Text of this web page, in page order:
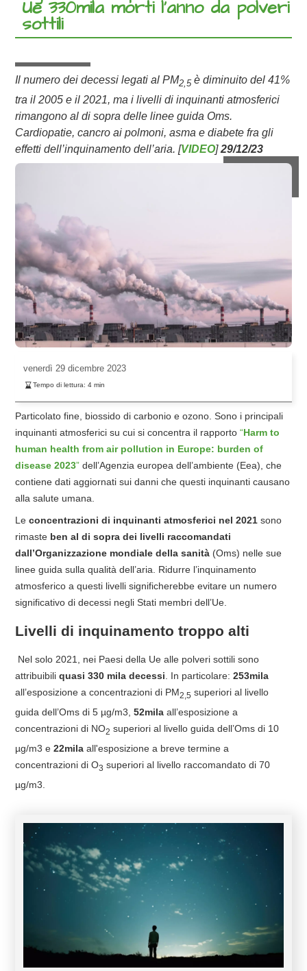
Ue 330mila morti l’anno da polveri
sottili
Il numero dei decessi legati al PM2,5 è diminuito del 41%
tra il 2005 e il 2021, ma i livelli di inquinanti atmosferici
rimangono al di sopra delle linee guida Oms.
Cardiopatie, cancro ai polmoni, asma e diabete fra gli
effetti dell’inquinamento dell’aria. [VIDEO]29/12/23
venerdì 29 dicembre 2023
Tempo di lettura:4 min
Particolato fine, biossido di carbonio e ozono. Sono i principali
inquinanti atmosferici su cui si concentra il rapporto “Harm to
human health from air pollution in Europe: burden of
disease 2023” dell’Agenzia europea dell’ambiente (Eea), che
contiene dati aggiornati sui danni che questi inquinanti causano
alla salute umana.
Le concentrazioni di inquinanti atmosferici nel 2021 sono
rimaste ben al di sopra dei livelli raccomandati
dall’Organizzazione mondiale della sanità (Oms) nelle sue
linee guida sulla qualità dell’aria. Ridurre l’inquinamento
atmosferico a questi livelli significherebbe evitare un numero
significativo di decessi negli Stati membri dell’Ue.
Livelli di inquinamento troppo alti
Nel solo 2021, nei Paesi della Ue alle polveri sottili sono
attribuibili quasi 330 mila decessi . In particolare: 253mila
all’esposizione a concentrazioni di PM2,5 superiori al livello
guida dell’Oms di 5 µg/m3, 52mila all’esposizione a
concentrazioni di NO2 superiori al livello guida dell’Oms di 10
µg/m3 e 22mila all'esposizione a breve termine a
concentrazioni di O3 superiori al livello raccomandato di 70
µg/m3.